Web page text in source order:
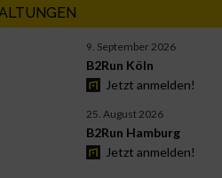
9. September 2026
B2Run Köln
Jetzt anmelden!
25. August 2026
B2Run Hamburg
Jetzt anmelden!